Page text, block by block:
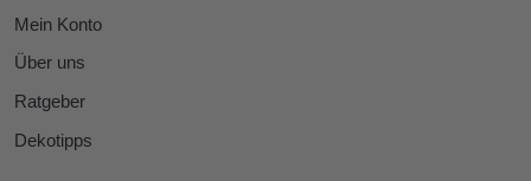
Mein Konto
Über uns
Ratgeber
Dekotipps